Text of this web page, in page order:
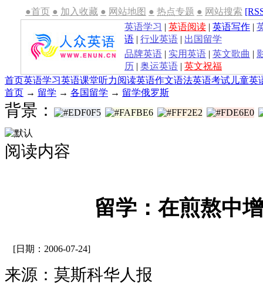
●首页 ● 加入收藏 ● 网站地图 ● 热点专题 ● 网站搜索
英语学习 | 英语阅读 | 英语写作 |
语 | 行业英语 | 出国留学
品牌英语 | 实用英语 | 英文歌曲 |
历 | 奥运英语 | 英文祝福
首页英语学习英语课堂听力阅读英语作文语法英语考试 儿童英
首页 → 留学 → 各国留学 → 留学俄罗斯
背景：
阅读内容
留学：在煎熬中
[日期：2006-07-24]
来源：莫斯科华人报